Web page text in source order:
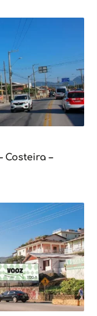
Costeira –